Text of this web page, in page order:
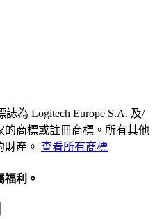
為 Logitech Europe S.A. 及/
商標或註冊商標。所有其他
產。 查看所有商標
利。